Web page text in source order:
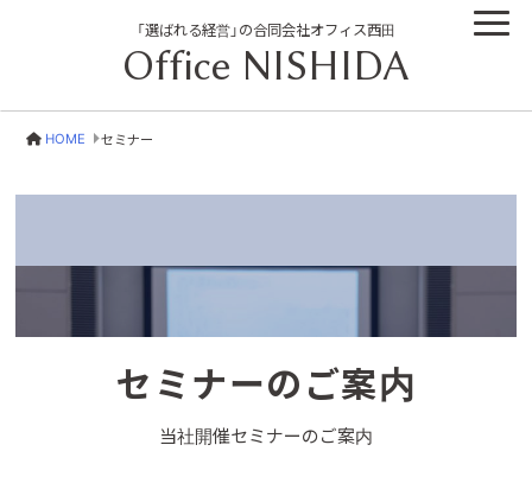
「選ばれる経営」の合同会社オフィス西田
Office NISHIDA
HOME セミナー
セミナーのご案内
当社開催セミナーのご案内